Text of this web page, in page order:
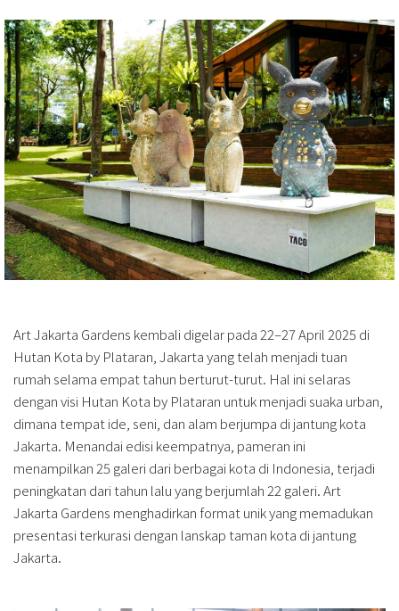
Art Jakarta Gardens kembali digelar pada 22–27 April 2025 di
Hutan Kota by Plataran, Jakarta yang telah menjadi tuan
rumah selama empat tahun berturut-turut. Hal ini selaras
dengan visi Hutan Kota by Plataran untuk menjadi suaka urban,
dimana tempat ide, seni, dan alam berjumpa di jantung kota
Jakarta. Menandai edisi keempatnya, pameran ini
menampilkan 25 galeri dari berbagai kota di Indonesia, terjadi
peningkatan dari tahun lalu yang berjumlah 22 galeri. Art
Jakarta Gardens menghadirkan format unik yang memadukan
presentasi terkurasi dengan lanskap taman kota di jantung
Jakarta.